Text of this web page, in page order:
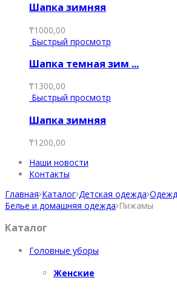
Шапка зимняя
₸1000,00
Быстрый просмотр
Шапка темная зим ...
₸1300,00
Быстрый просмотр
Шапка зимняя
₸1200,00
Наши новости
Контакты
Главная Каталог Детская одежда
Белье и домашняя одежда Пижамы
Каталог
Головные уборы
Женские